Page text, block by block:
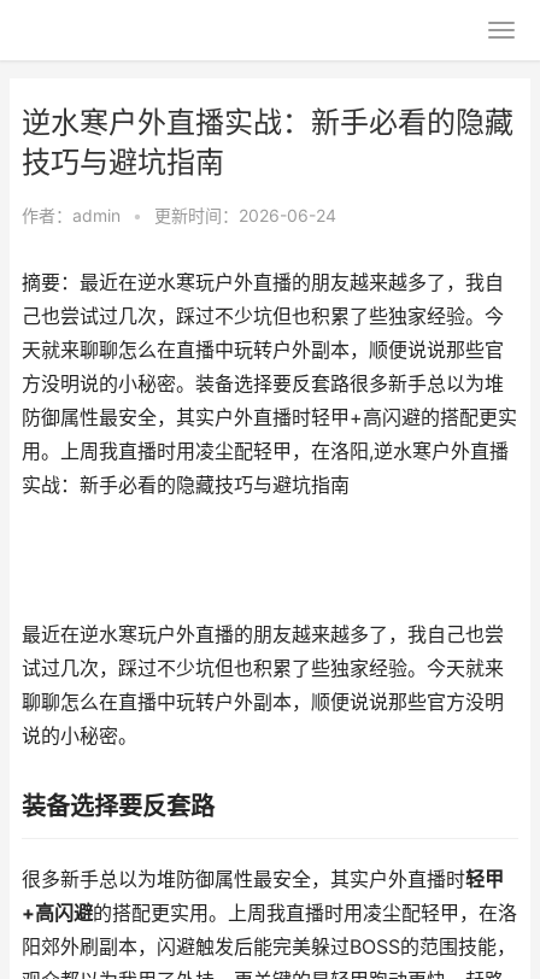
逆水寒户外直播实战：新手必看的隐藏
技巧与避坑指南
作者： admin • 更新时间：2026-06-24
摘要：最近在逆水寒玩户外直播的朋友越来越多了，我自
己也尝试过几次，踩过不少坑但也积累了些独家经验。今
天就来聊聊怎么在直播中玩转户外副本，顺便说说那些官
方没明说的小秘密。装备选择要反套路很多新手总以为堆
防御属性最安全，其实户外直播时轻甲+高闪避的搭配更实
用。上周我直播时用凌尘配轻甲，在洛阳,逆水寒户外直播
实战：新手必看的隐藏技巧与避坑指南
最近在逆水寒玩户外直播的朋友越来越多了，我自己也尝
试过几次，踩过不少坑但也积累了些独家经验。今天就来
聊聊怎么在直播中玩转户外副本，顺便说说那些官方没明
说的小秘密。
装备选择要反套路
很多新手总以为堆防御属性最安全，其实户外直播时轻甲
+高闪避的搭配更实用。上周我直播时用凌尘配轻甲，在洛
阳郊外刷副本，闪避触发后能完美躲过BOSS的范围技能，